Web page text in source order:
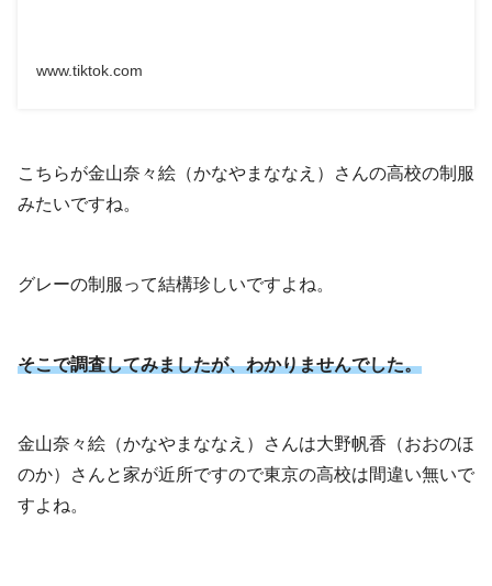
www.tiktok.com
こちらが金山奈々絵（かなやまななえ）さんの高校の制服
みたいですね。
グレーの制服って結構珍しいですよね。
そこで調査してみましたが、わかりませんでした。
金山奈々絵（かなやまななえ）さんは大野帆香（おおのほ
のか）さんと家が近所ですので東京の高校は間違い無いで
すよね。